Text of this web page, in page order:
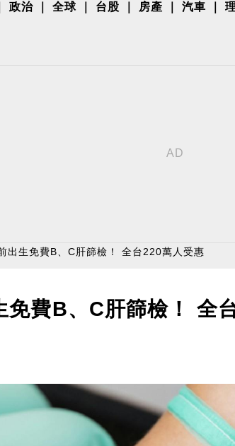
政治 全球 台股 房產 汽車
出生免費B、C肝篩檢！ 全台220萬人受惠
免費B、C肝篩檢！ 全